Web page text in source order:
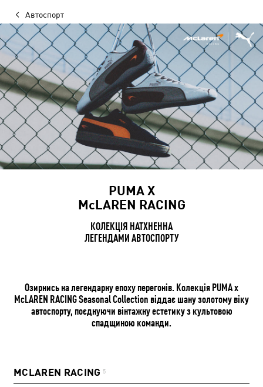
Автоспорт
PUMA Х
McLAREN RACING
КОЛЕКЦІЯ НАТХНЕННА
ЛЕГЕНДАМИ АВТОСПОРТУ
Озирнись на легендарну епоху перегонів. Колекція PUMA x
McLAREN RACING Seasonal Collection віддає шану золотому віку
автоспорту, поєднуючи вінтажну естетику з культовою
спадщиною команди.
MCLAREN RACING 5